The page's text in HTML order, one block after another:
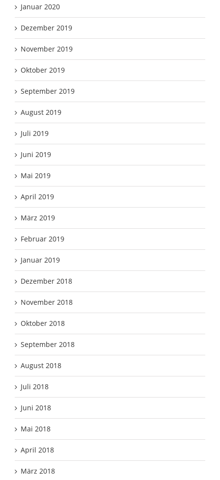
Januar 2020
Dezember 2019
November 2019
Oktober 2019
September 2019
August 2019
Juli 2019
Juni 2019
Mai 2019
April 2019
März 2019
Februar 2019
Januar 2019
Dezember 2018
November 2018
Oktober 2018
September 2018
August 2018
Juli 2018
Juni 2018
Mai 2018
April 2018
März 2018